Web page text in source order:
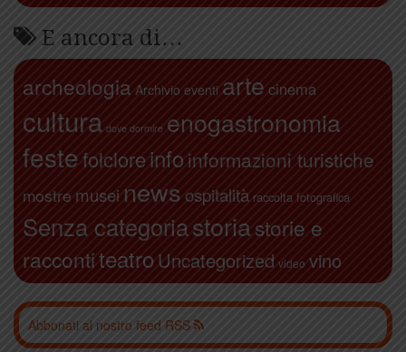
E ancora di…
archeologia Archivio eventi arte cinema
cultura dove dormire enogastronomia
festefolcloreinfo informazioni turistiche
mostre musei news ospitalità raccolta fotografica
Senza categoriastoriastorie e
raccontiteatroUncategorized video vino
Abbonati al nostro feed RSS